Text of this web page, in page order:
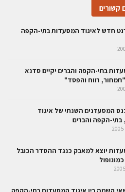
קשורים
חדש לאיגוד המסעדות בתי-הקפה
בתי-הקפה והברים יקיים סדנא
רווח והפסד"
המסעדנים השנתי של איגוד
הקפה והברים
יוצא למאבק כנגד ההסדר הכובל